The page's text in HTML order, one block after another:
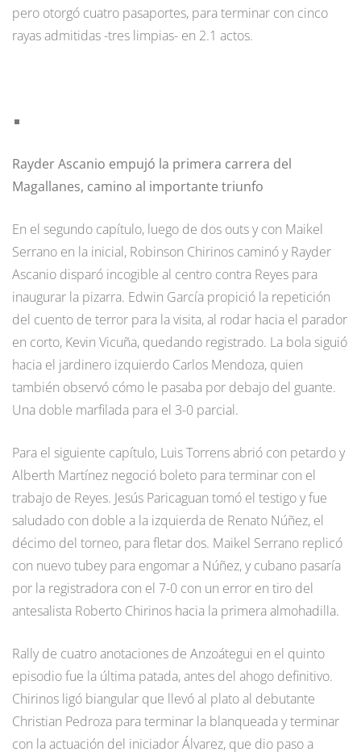
pero otorgó cuatro pasaportes, para terminar con cinco
rayas admitidas -tres limpias- en 2.1 actos.
Rayder Ascanio empujó la primera carrera del
Magallanes, camino al importante triunfo
En el segundo capítulo, luego de dos outs y con Maikel
Serrano en la inicial, Robinson Chirinos caminó y Rayder
Ascanio disparó incogible al centro contra Reyes para
inaugurar la pizarra. Edwin García propició la repetición
del cuento de terror para la visita, al rodar hacia el parador
en corto, Kevin Vicuña, quedando registrado. La bola siguió
hacia el jardinero izquierdo Carlos Mendoza, quien
también observó cómo le pasaba por debajo del guante.
Una doble marfilada para el 3-0 parcial.
Para el siguiente capítulo, Luis Torrens abrió con petardo y
Alberth Martínez negoció boleto para terminar con el
trabajo de Reyes. Jesús Paricaguan tomó el testigo y fue
saludado con doble a la izquierda de Renato Núñez, el
décimo del torneo, para fletar dos. Maikel Serrano replicó
con nuevo tubey para engomar a Núñez, y cubano pasaría
por la registradora con el 7-0 con un error en tiro del
antesalista Roberto Chirinos hacia la primera almohadilla.
Rally de cuatro anotaciones de Anzoátegui en el quinto
episodio fue la última patada, antes del ahogo definitivo.
Chirinos ligó biangular que llevó al plato al debutante
Christian Pedroza para terminar la blanqueada y terminar
con la actuación del iniciador Álvarez, que dio paso a